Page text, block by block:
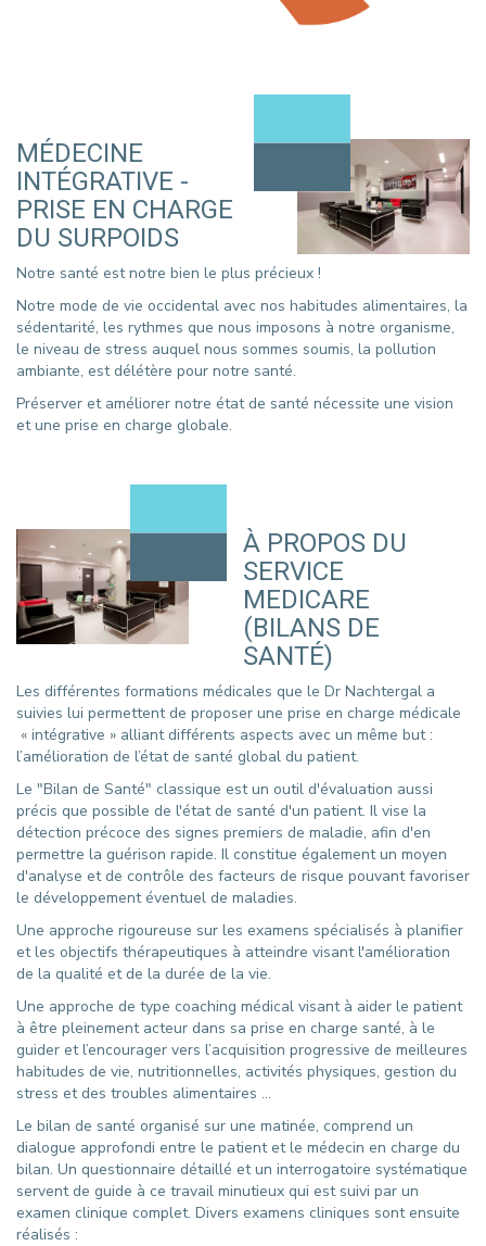
MÉDECINE
INTÉGRATIVE -
PRISE EN CHARGE
DU SURPOIDS
Notre santé est notre bien le plus précieux !
Notre mode de vie occidental avec nos habitudes alimentaires, la
sédentarité, les rythmes que nous imposons à notre organisme,
le niveau de stress auquel nous sommes soumis, la pollution
ambiante, est délétère pour notre santé.
Préserver et améliorer notre état de santé nécessite une vision
et une prise en charge globale.
À PROPOS DU
SERVICE
MEDICARE
(BILANS DE
SANTÉ)
Les différentes formations médicales que le Dr Nachtergal a
suivies lui permettent de proposer une prise en charge médicale
« intégrative » alliant différents aspects avec un même but :
l’amélioration de l’état de santé global du patient.
Le "Bilan de Santé" classique est un outil d'évaluation aussi
précis que possible de l'état de santé d'un patient. Il vise la
détection précoce des signes premiers de maladie, afin d'en
permettre la guérison rapide. Il constitue également un moyen
d'analyse et de contrôle des facteurs de risque pouvant favoriser
le développement éventuel de maladies.
Une approche rigoureuse sur les examens spécialisés à planifier
et les objectifs thérapeutiques à atteindre visant l'amélioration
de la qualité et de la durée de la vie.
Une approche de type coaching médical visant à aider le patient
à être pleinement acteur dans sa prise en charge santé, à le
guider et l’encourager vers l’acquisition progressive de meilleures
habitudes de vie, nutritionnelles, activités physiques, gestion du
stress et des troubles alimentaires ...
Le bilan de santé organisé sur une matinée, comprend un
dialogue approfondi entre le patient et le médecin en charge du
bilan. Un questionnaire détaillé et un interrogatoire systématique
servent de guide à ce travail minutieux qui est suivi par un
examen clinique complet. Divers examens cliniques sont ensuite
réalisés :